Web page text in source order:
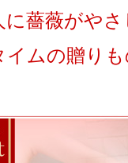
薔薇がやさ
ムの贈りも